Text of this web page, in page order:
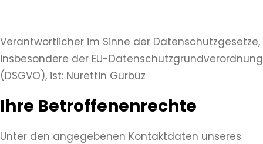
Verantwortlicher im Sinne der Datenschutzgesetze,
insbesondere der EU-Datenschutzgrundverordnung
(DSGVO), ist: Nurettin Gürbüz
Ihre Betroffenenrechte
Unter den angegebenen Kontaktdaten unseres